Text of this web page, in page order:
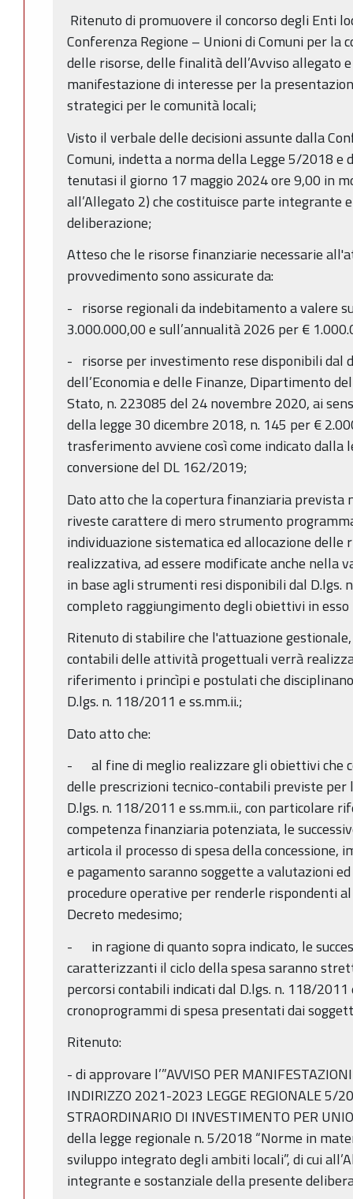
Ritenuto di promuovere il concorso degli Enti
Conferenza Regione – Unioni di Comuni per la
delle risorse, delle finalità dell’Avviso allegato
manifestazione di interesse per la
strategici per le comunità locali;
Visto il verbale delle decisioni assunte dalla
Comuni, indetta a norma della Legge 5/2018
tenutasi il giorno 17 maggio 2024 ore 9,00 in
all’Allegato 2) che costituisce parte integrante
deliberazione;
Atteso che le risorse finanziarie necessarie
provvedimento sono assicurate da:
- risorse regionali da indebitamento a valere
3.000.000,00 e sull’annualità 2026 per €
- risorse per investimento rese disponibili dal
dell’Economia e delle Finanze, Dipartimento
Stato, n. 223085 del 24 novembre 2020, ai
della legge 30 dicembre 2018, n. 145 per €
trasferimento avviene così come indicato dalla
conversione del DL 162/2019;
Dato atto che la copertura finanziaria prevista
riveste carattere di mero strumento
individuazione sistematica ed allocazione
realizzativa, ad essere modificate anche nella
in base agli strumenti resi disponibili dal D.lgs.
completo raggiungimento degli obiettivi in
Ritenuto di stabilire che l'attuazione
contabili delle attività progettuali verrà
riferimento i princìpi e postulati che
D.lgs. n. 118/2011 e ss.mm.ii.;
Dato atto che:
- al fine di meglio realizzare gli obiettivi che
delle prescrizioni tecnico-contabili previste
D.lgs. n. 118/2011 e ss.mm.ii., con particolare
competenza finanziaria potenziata, le
articola il processo di spesa della concessione,
e pagamento saranno soggette a valutazioni
procedure operative per renderle rispondenti
Decreto medesimo;
- in ragione di quanto sopra indicato, le
caratterizzanti il ciclo della spesa saranno
percorsi contabili indicati dal D.lgs. n. 118/
cronoprogrammi di spesa presentati dai
Ritenuto:
- di approvare l’”AVVISO PER
INDIRIZZO 2021-2023 LEGGE REGIONALE 5/
STRAORDINARIO DI INVESTIMENTO PER
della legge regionale n. 5/2018 “Norme in
sviluppo integrato degli ambiti locali”, di cui
integrante e sostanziale della presente